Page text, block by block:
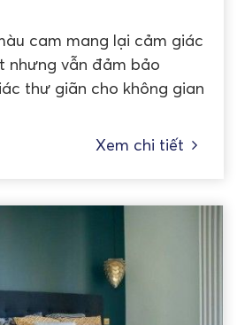
cam mang lại cảm giác
nhưng vẫn đảm bảo
thư giãn cho không gian
Xem chi tiết